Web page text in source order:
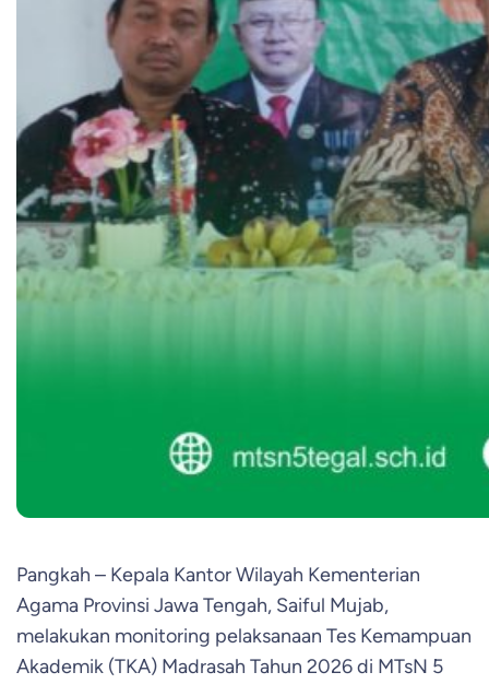
Pangkah – Kepala Kantor Wilayah Kementerian
Agama Provinsi Jawa Tengah, Saiful Mujab,
melakukan monitoring pelaksanaan Tes Kemampuan
Akademik (TKA) Madrasah Tahun 2026 di MTsN 5